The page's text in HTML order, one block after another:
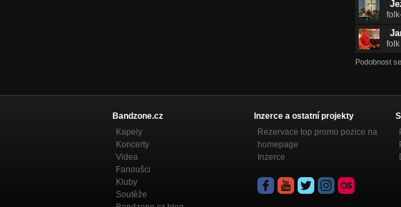
folk
Podobnost
Bandzone.cz
Kapely
Koncerty
Videa
Fanoušci
Kluby
Soutěže
Inzerce a ostatní projekty
Rezervace top promo pozice na
homepage
Inzerce